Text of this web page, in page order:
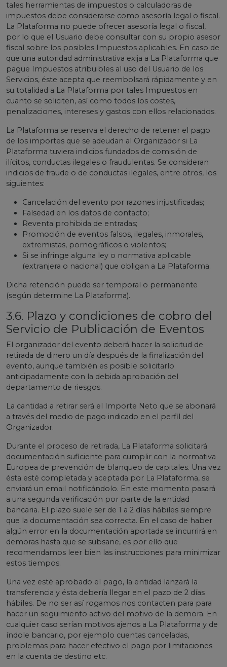
tales herramientas de impuestos o calculadoras de
impuestos debe considerarse como asesoría legal o fiscal.
La Plataforma no puede ofrecer asesoría legal o fiscal,
por lo que el Usuario debe consultar con su propio asesor
fiscal sobre los posibles Impuestos aplicables. En caso de
que una autoridad administrativa exija a La Plataforma que
pague Impuestos atribuibles al uso del Usuario de los
Servicios, éste acepta que reembolsará rápidamente y en
su totalidad a La Plataforma por tales Impuestos en
cuanto se soliciten, así como todos los costes,
penalizaciones, intereses y gastos con ellos relacionados.
La Plataforma se reserva el derecho de retener el pago
de los importes que se adeudan al Organizador si La
Plataforma tuviera indicios fundados de comisión de
ilícitos, conductas ilegales o fraudulentas. Se consideran
indicios de fraude o de conductas ilegales, entre otros, los
siguientes:
Cancelación del evento por razones injustificadas;
Falsedad en los datos de contacto;
Reventa prohibida de entradas;
Promoción de eventos falsos, ilegales, inmorales,
extremistas, pornográficos o violentos;
Si se infringe alguna ley o normativa aplicable
(extranjera o nacional) que obligan a La Plataforma.
Dicha retención puede ser temporal o permanente
(según determine La Plataforma).
3.6. Plazo y condiciones de cobro del
Servicio de Publicación de Eventos
El organizador del evento deberá hacer la solicitud de
retirada de dinero un día después de la finalización del
evento, aunque también es posible solicitarlo
anticipadamente con la debida aprobación del
departamento de riesgos.
La cantidad a retirar será el Importe Neto que se abonará
a través del medio de pago indicado en el perfil del
Organizador.
Durante el proceso de retirada, La Plataforma solicitará
documentación suficiente para cumplir con la normativa
Europea de prevención de blanqueo de capitales. Una vez
ésta esté completada y aceptada por La Plataforma, se
enviará un email notificándolo. En este momento pasará
a una segunda verificación por parte de la entidad
bancaria. El plazo suele ser de 1 a 2 días hábiles siempre
que la documentación sea correcta. En el caso de haber
algún error en la documentación aportada se incurrirá en
demoras hasta que se subsane, es por ello que
recomendamos leer bien las instrucciones para minimizar
estos tiempos.
Una vez esté aprobado el pago, la entidad lanzará la
transferencia y ésta debería llegar en el pazo de 2 días
hábiles. De no ser así rogamos nos contacten para para
hacer un seguimiento activo del motivo de la demora. En
cualquier caso serían motivos ajenos a La Plataforma y de
índole bancario, por ejemplo cuentas canceladas,
problemas para hacer efectivo el pago por limitaciones
en la cuenta de destino etc.